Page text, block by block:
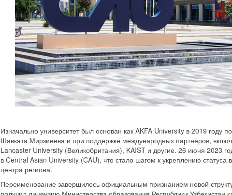
Изначально университет был основан как AKFA University в 2019 году
Шавката Мирзиёева и при поддержке международных партнёров,
Lancaster University (Великобритания), KAIST и другие. 26 июня 2023
в Central Asian University (CAU), что стало шагом к укреплению статуса
центра региона.
Переименование завершилось официальным признанием новой